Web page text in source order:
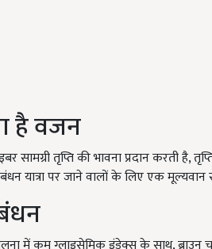
है वजन
सामग्री तृप्ति की भावना प्रदान करती
यात्रा पर जाने वालों के लिए एक मूल्यवान